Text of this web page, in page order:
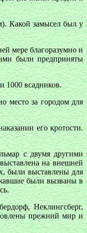
Какой замысел был у
мере благоразумно и
были предприняты
1000 всадников.
место за городом для
его кротости.
с двумя другими
на внешней
были выставлены для
были вызваны в
Неклингсберг,
прежний мир и